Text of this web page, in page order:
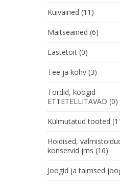
Kuivained (11)
Maitseained (6)
Lastetoit (0)
Tee ja kohv (3)
Tordid, koogid-
ETTETELLITAVAD (0)
Külmutatud tooted
Hoidised,
konservid jms (16)
Joogid ja taimsed